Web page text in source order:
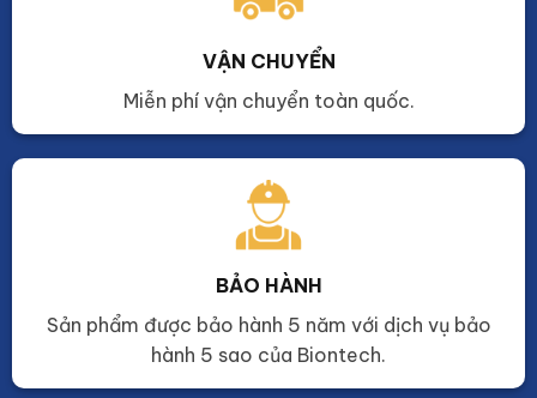
VẬN CHUYỂN
Miễn phí vận chuyển toàn quốc.
BẢO HÀNH
Sản phẩm được bảo hành 5 năm với dịch vụ bảo
hành 5 sao của Biontech.